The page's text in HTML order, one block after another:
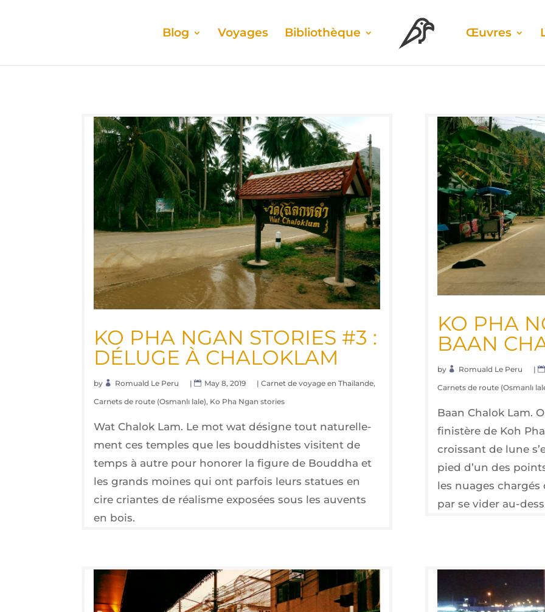
Blog Voyages Biblio­thèque Œuvres
KO PHA NGAN STO­RIES #3 :
DÉLUGE À CHALOKLAM
by Romuald Le Peru | May 8, 2019 |Carnet de voyage en Thaïlande,
Carnets de route (Osmanlı lale), Ko Pha Ngan stories
Wat Cha­lok Lam. Le mot wat désigne tout natu­rel­le­
ment ces temples que les boud­dhistes visitent de
temps à autre pour hono­rer la figure de Boud­dha et
les grands moines qui ont par­fois leurs sta­tues en
cire criantes de réa­lisme expo­sées sous les auvents
en bois.
KO PHA
BAAN
by Romuald Le Peru
|
Carnets de route (Osmanlı
Baan Cha­lok Lam.
finis­tère de Koh
crois­sant de lune
pied d’un des
les nuages char­gés
par se vider au-